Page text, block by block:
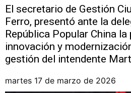
El secretario de Gestión
Ferro, presentó ante la
República Popular China
innovación y
gestión del intendente
martes 17 de marzo de 2026